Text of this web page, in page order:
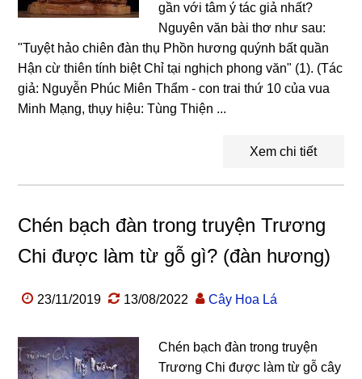
gần với tâm ý tác giả nhất?
Nguyên văn bài thơ như sau:
"Tuyệt hảo chiên đàn thụ Phồn hương quýnh bất quần
Hận cừ thiên tính biệt Chỉ tại nghịch phong văn" (1). (Tác
giả: Nguyễn Phúc Miên Thẩm - con trai thứ 10 của vua
Minh Mạng, thụy hiệu: Tùng Thiện ...
Xem chi tiết
Chén bạch đàn trong truyện Trương
Chi được làm từ gỗ gì? (đàn hương)
23/11/2019 13/08/2022 Cây Hoa Lá
Chén bạch đàn trong truyện
Trương Chi được làm từ gỗ cây